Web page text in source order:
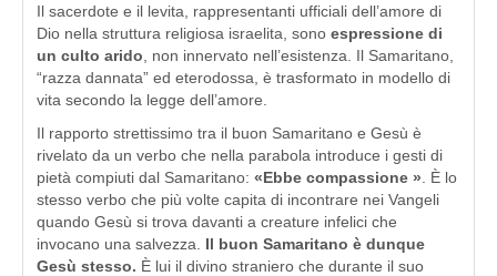
Il sacerdote e il levita, rappresentanti ufficiali dell’amore di
Dio nella struttura religiosa israelita, sonoespressione di
un culto arido , non innervato nell’esistenza. Il Samaritano,
“razza dannata” ed eterodossa, è trasformato in modello di
vita secondo la legge dell’amore.
Il rapporto strettissimo tra il buon Samaritano e Gesù è
rivelato da un verbo che nella parabola introduce i gesti di
pietà compiuti dal Samaritano:«Ebbe compassione » . È lo
stesso verbo che più volte capita di incontrare nei Vangeli
quando Gesù si trova davanti a creature infelici che
invocano una salvezza.
Il buon Samaritano è dunque
Gesù stesso. È lui il divino straniero che durante il suo